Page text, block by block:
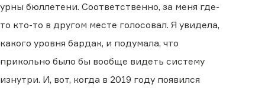
урны бюллетени. Соответственно, за меня где-
то кто-то в другом месте голосовал. Я увидела,
какого уровня бардак, и подумала, что
прикольно было бы вообще видеть систему
изнутри. И, вот, когда в 2019 году появился